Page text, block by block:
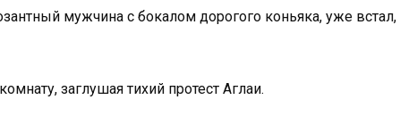
мужчина с бокалом дорогого коньяка, уже встал,
заглушая тихий протест Аглаи.